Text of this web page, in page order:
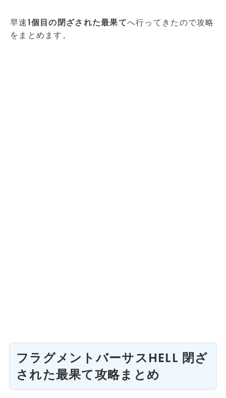
早速1個目の閉ざされた最果てへ行ってきたので攻略
をまとめます。
フラグメントバーサスHELL 閉ざ
された最果て攻略まとめ